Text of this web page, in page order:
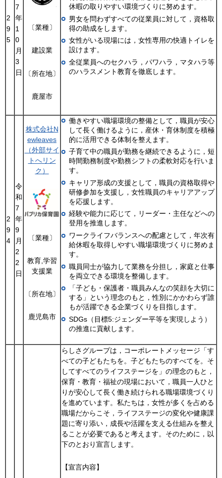
2
9
5
7
年
1
0
月
3
日
〔業種〕
建設業
〔所在地〕
鹿屋市
休暇の取りやすい環境づくりに努めます。
男女を問わずすべての従業員に対して，資格取
得の助成をします。
女性がいる現場には，女性専用の快適トイレを
設けます。
全従業員へのセクハラ，パワハラ，マタハラ等
のハラスメント教育を徹底します。
2
9
4
令
和
7
年
9
月
2
2
日
株式会社N
ewleaves
（外部サイ
トへリン
ク）
〔業種〕
教育,学習
支援業
〔所在地〕
鹿児島市
働きやすい職場環境の整備として，職員が安心
して長く働けるように，産休・育休制度を積極
的に活用できる体制を整えます。
子育て中の職員が勤務を継続できるように，短
時間勤務制度や勤務シフトの柔軟対応を行いま
す。
キャリア形成の支援として，職員の資格取得や
研修参加を支援し，女性職員のキャリアアップ
を応援します。
経験や能力に応じて，リーダー・主任などへの
登用を推進します。
ワークライフバランスへの配慮として，年次有
給休暇を取得しやすい職場環境づくりに努めま
す。
職員同士が協力して業務を分担し，家庭と仕事
を両立できる環境を整備します。
「子ども・保護者・職員みんなの笑顔を大切に
する」という理念のもと，性別にかかわらず誰
もが活躍できる企業づくりを目指します。
SDGs（目標5:ジェンダー平等を実現しよう）
の推進に貢献します。
らしさグループは，コーポレートメッセージ「す
べての子どもたちを。子どもたちのすべてを。そ
してすべてのライフステージを」の理念のもと，
保育・教育・福祉の現場において，職員一人ひと
りが安心して長く働き続けられる職場環境づくり
を進めています。私たちは，女性が多くを占める
職場だからこそ，ライフステージの変化や健康課
題に寄り添い，成長や活躍を支える仕組みを整え
ることが必要であると考えます。そのために，以
下のとおり宣言します。
【宣言内容】